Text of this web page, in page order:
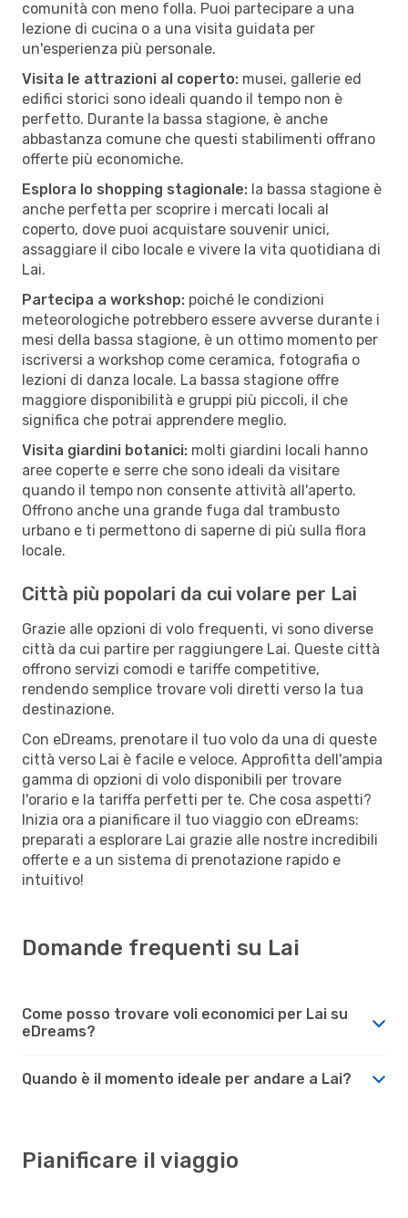
comunità con meno folla. Puoi partecipare a una
lezione di cucina o a una visita guidata per
un'esperienza più personale.
Visita le attrazioni al coperto: musei, gallerie ed
edifici storici sono ideali quando il tempo non è
perfetto. Durante la bassa stagione, è anche
abbastanza comune che questi stabilimenti offrano
offerte più economiche.
Esplora lo shopping stagionale: la bassa stagione è
anche perfetta per scoprire i mercati locali al
coperto, dove puoi acquistare souvenir unici,
assaggiare il cibo locale e vivere la vita quotidiana di
Lai.
Partecipa a workshop: poiché le condizioni
meteorologiche potrebbero essere avverse durante i
mesi della bassa stagione, è un ottimo momento per
iscriversi a workshop come ceramica, fotografia o
lezioni di danza locale. La bassa stagione offre
maggiore disponibilità e gruppi più piccoli, il che
significa che potrai apprendere meglio.
Visita giardini botanici: molti giardini locali hanno
aree coperte e serre che sono ideali da visitare
quando il tempo non consente attività all'aperto.
Offrono anche una grande fuga dal trambusto
urbano e ti permettono di saperne di più sulla flora
locale.
Città più popolari da cui volare per Lai
Grazie alle opzioni di volo frequenti, vi sono diverse
città da cui partire per raggiungere Lai. Queste città
offrono servizi comodi e tariffe competitive,
rendendo semplice trovare voli diretti verso la tua
destinazione.
Con eDreams, prenotare il tuo volo da una di queste
città verso Lai è facile e veloce. Approfitta dell'ampia
gamma di opzioni di volo disponibili per trovare
l'orario e la tariffa perfetti per te. Che cosa aspetti?
Inizia ora a pianificare il tuo viaggio con eDreams:
preparati a esplorare Lai grazie alle nostre incredibili
offerte e a un sistema di prenotazione rapido e
intuitivo!
Domande frequenti su Lai
Come posso trovare voli economici per Lai su
eDreams?
Quando è il momento ideale per andare a Lai?
Pianificare il viaggio